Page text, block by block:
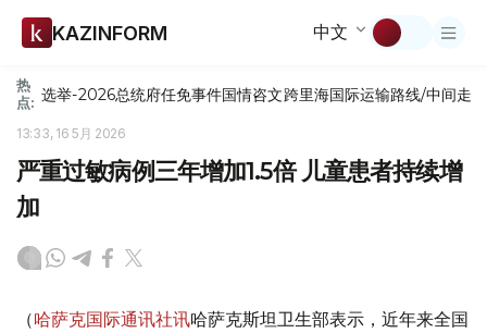
KAZINFORM 中文
热
点: 选举-2026总统府任免事件国情咨文跨里海国际运输路线/中间走廊
13:33, 16 5月 2026
严重过敏病例三年增加1.5倍 儿童患者持续增
加
（哈萨克国际通讯社讯哈萨克斯坦卫生部表示，近年来全国